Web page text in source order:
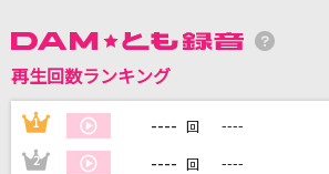
カラオケをもっと楽しもう！
再生回数ランキング
1 ---- 回 ----
2 ---- 回 ----